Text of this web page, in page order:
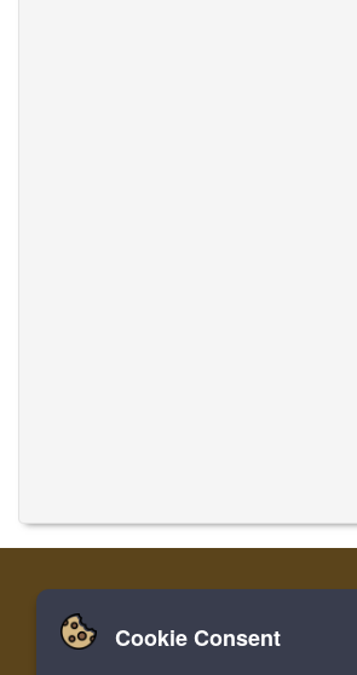
家 登录 寄存器
Cookie Consent